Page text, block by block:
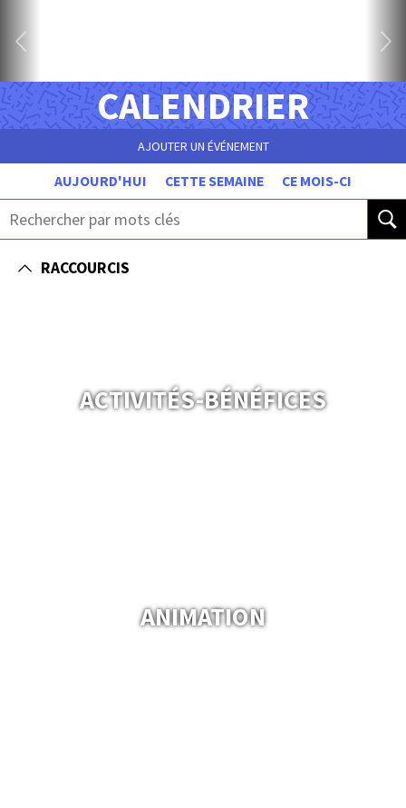
CALENDRIER
AJOUTER UN ÉVÉNEMENT
AUJOURD'HUI CETTE SEMAINE CE MOIS-CI
RACCOURCIS
ACTIVITÉS-BÉNÉFICES
ANIMATION